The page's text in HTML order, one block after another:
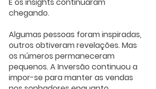
chegando.
Algumas pessoas foram inspiradas,
outros obtiveram revelações. Mas
os números permaneceram
pequenos. A Inversão continuou a
impor-se para manter as vendas